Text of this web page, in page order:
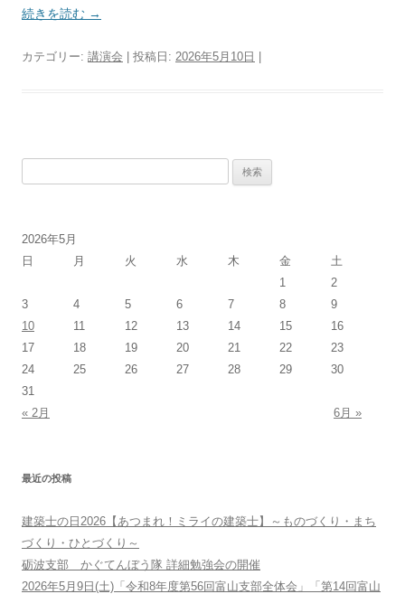
続きを読む →
カテゴリー: 講演会 | 投稿日: 2026年5月10日
2026年5月
日
月 火 水 木 金
土
1
2
3
4 5 6 7 8
9
10
11 12 13 14 15
16
17
18 19 20 21 22
23
24
25 26 27 28 29
30
31
« 2月
6月 »
最近の投稿
建築士の日2026【あつまれ！ミライの建築士】～ものづくり・まち
づくり・ひとづくり～
砺波支部 かぐてんぼう隊 詳細勉強会の開催
2026年5月9日(土)「令和8年度第56回富山支部全体会」「第14回富山